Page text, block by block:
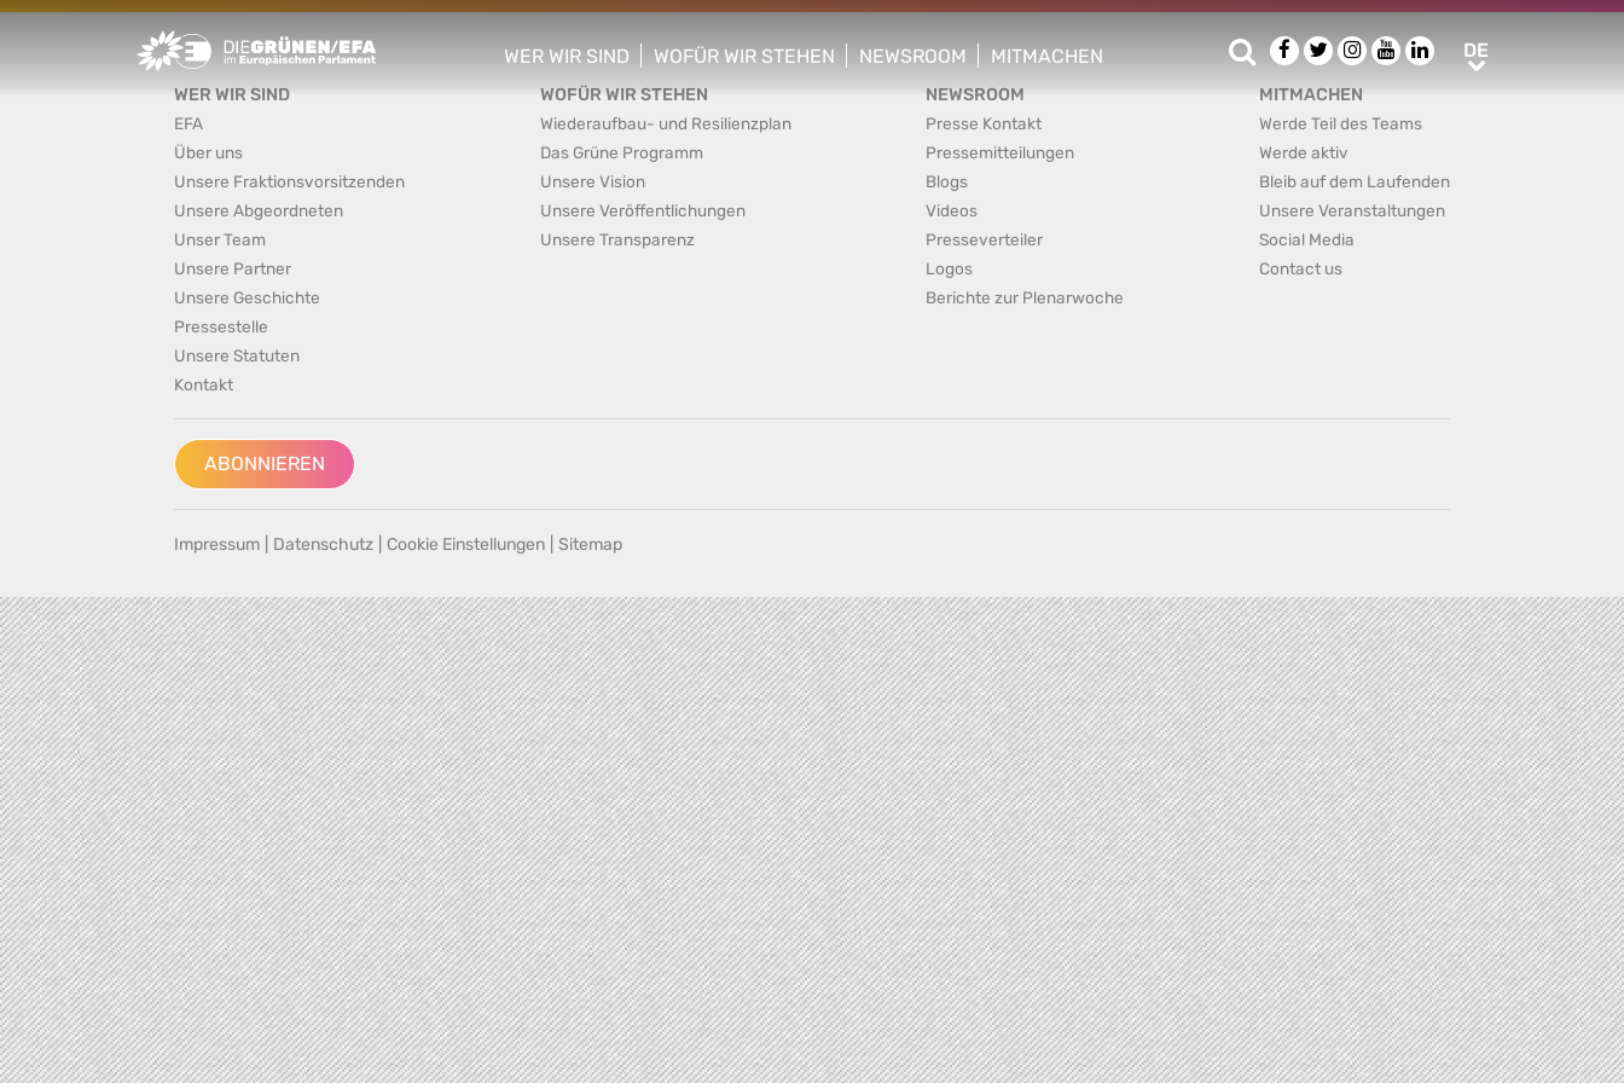
Greens/EFA Home
WER WIR SIND
show/hide sub menu
WOFÜR WIR STEHEN
show/hide sub menu
NEWSROOM
show/hide sub menu
MITMACHEN
show/hide sub menu
SucheFacebook
TwitterInstagram
YoutubeLinkedIn
DEDE
WER WIR SIND
EFA
Über uns
Unsere Fraktionsvorsitzenden
Unsere Abgeordneten
Unser Team
Unsere Partner
Unsere Geschichte
Pressestelle
Unsere Statuten
Kontakt
WOFÜR WIR STEHEN
Wiederaufbau- und Resilienzplan
Das Grüne Programm
Unsere Vision
Unsere Veröffentlichungen
Unsere Transparenz
NEWSROOM
Presse Kontakt
Pressemitteilungen
Blogs
Videos
Presseverteiler
Logos
Berichte zur Plenarwoche
MITMACHEN
Werde Teil des Teams
Werde aktiv
Bleib auf dem Laufenden
Unsere Veranstaltungen
Social Media
Contact us
ABONNIEREN
Impressum Datenschutz Cookie Einstellungen Sitemap